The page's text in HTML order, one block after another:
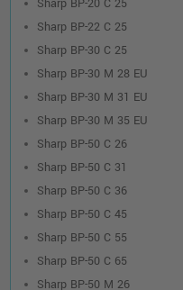
Sharp BP-20 C 25
Sharp BP-22 C 25
Sharp BP-30 C 25
Sharp BP-30 M 28 EU
Sharp BP-30 M 31 EU
Sharp BP-30 M 35 EU
Sharp BP-50 C 26
Sharp BP-50 C 31
Sharp BP-50 C 36
Sharp BP-50 C 45
Sharp BP-50 C 55
Sharp BP-50 C 65
Sharp BP-50 M 26